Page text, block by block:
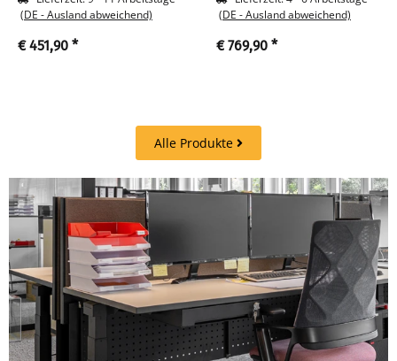
(DE - Ausland abweichend)
€ 451,90 *
(DE - Ausland abweichend)
€ 769,90 *
Alle Produkte